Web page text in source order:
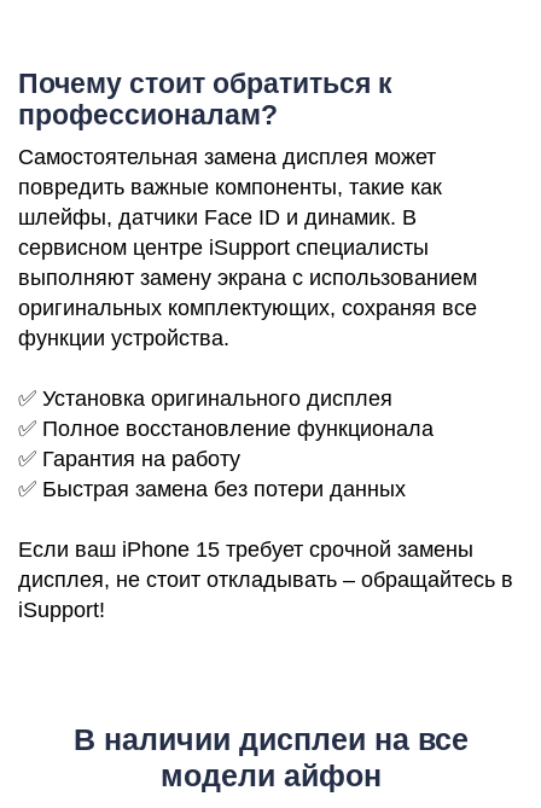
Почему стоит обратиться к
профессионалам?
Самостоятельная замена дисплея может
повредить важные компоненты, такие как
шлейфы, датчики Face ID и динамик. В
сервисном центре iSupport специалисты
выполняют замену экрана с использованием
оригинальных комплектующих, сохраняя все
функции устройства.
✅ Установка оригинального дисплея
✅ Полное восстановление функционала
✅ Гарантия на работу
✅ Быстрая замена без потери данных
Если ваш iPhone 15 требует срочной замены
дисплея, не стоит откладывать – обращайтесь в
iSupport!
В наличии дисплеи на все
модели айфон